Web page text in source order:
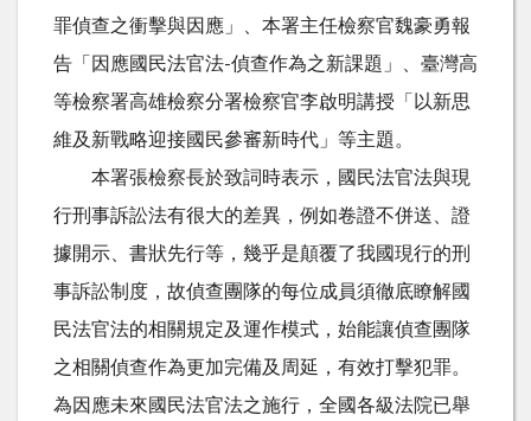
罪偵查之衝擊與因應」、本署主任檢察官魏豪勇報
告「因應國民法官法-偵查作為之新課題」、臺灣高
等檢察署高雄檢察分署檢察官李啟明講授「以新思
維及新戰略迎接國民參審新時代」等主題。
本署張檢察長於致詞時表示，國民法官法與現
行刑事訴訟法有很大的差異，例如卷證不併送、證
據開示、書狀先行等，幾乎是顛覆了我國現行的刑
事訴訟制度，故偵查團隊的每位成員須徹底瞭解國
民法官法的相關規定及運作模式，始能讓偵查團隊
之相關偵查作為更加完備及周延，有效打擊犯罪。
為因應未來國民法官法之施行，全國各級法院已舉